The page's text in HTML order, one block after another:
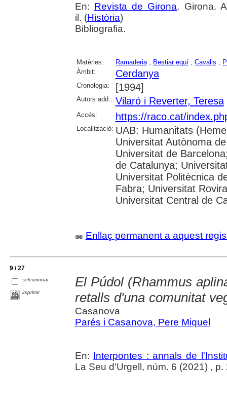
En: Revista de Girona. Girona.
il. (Història)
Bibliografia.
Matèries: Ramaderia; Bestiar equí; Cavalls ;
Àmbit:
Cerdanya
Cronologia: [1994]
Autors add.: Vilaró i Reverter, Teresa
Accés: https://raco.cat/
Localització: UAB: Humanitats
Universitat Autònoma
Universitat de
de Catalunya;
Universitat Politècnica
Fabra; Universitat
Universitat Central de
Enllaç permanent a aquest
9 / 27
seleccionar
imprimir
El Púdol (Rhammus
retalls d'una comunitat
Casanova
Parés i Casanova, Pere Miquel
En: Interpontes : annals de
La Seu d'Urgell, núm. 6 (2021) , p.